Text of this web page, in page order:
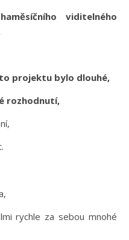
viditelného
projektu bylo dlouhé,
rozhodnutí,
rychle za sebou mnohé